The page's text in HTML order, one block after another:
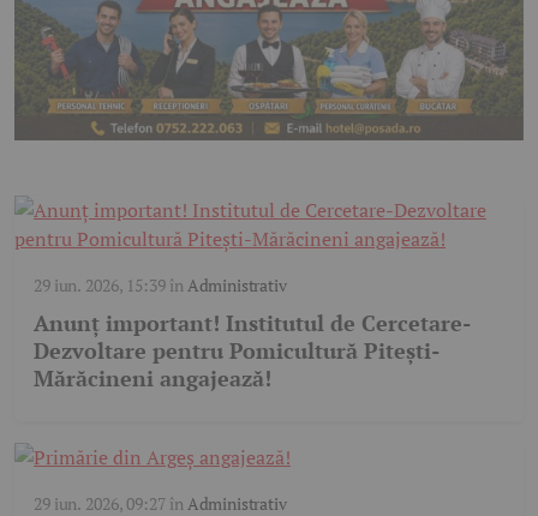
29 iun. 2026, 15:39înAdministrativ
Anunț important! Institutul de Cercetare-
Dezvoltare pentru Pomicultură Pitești-
Mărăcineni angajează!
29 iun. 2026, 09:27înAdministrativ